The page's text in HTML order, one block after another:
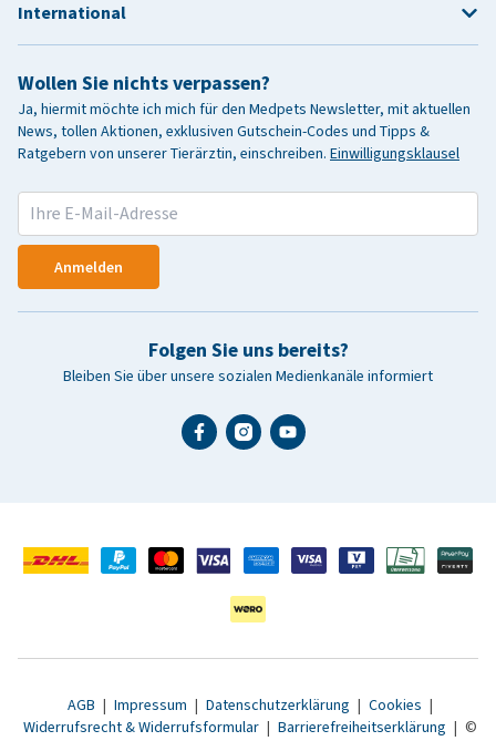
Wollen Sie nichts verpassen?
Ja, hiermit möchte ich mich für den Medpets Newsletter, mit aktuellen
News, tollen Aktionen, exklusiven Gutschein-Codes und Tipps &
Ratgebern von unserer Tierärztin, einschreiben. Einwilligungsklausel
Anmelden
Folgen Sie uns bereits?
Bleiben Sie über unsere sozialen Medienkanäle informiert
International
AGB | Impressum | Datenschutzerklärung | Cookies |
Widerrufsrecht & Widerrufsformular | Barrierefreiheitserklärung | ©